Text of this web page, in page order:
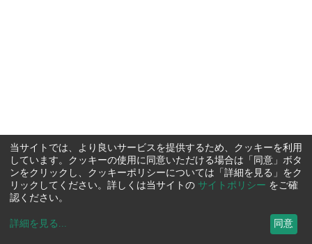
当サイトでは、より良いサービスを提供するため、クッキーを利用
しています。クッキーの使用に同意いただける場合は「同意」ボタ
ンをクリックし、クッキーポリシーについては「詳細を見る」をク
リックしてください。詳しくは当サイトの サイトポリシー をご確
認ください。
詳細を見る ... 同意